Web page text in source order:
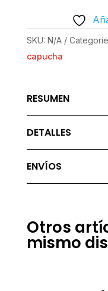
SKU: N/A
capucha
RESUMEN
DETALLES
ENVÍOS
Otros
mismo